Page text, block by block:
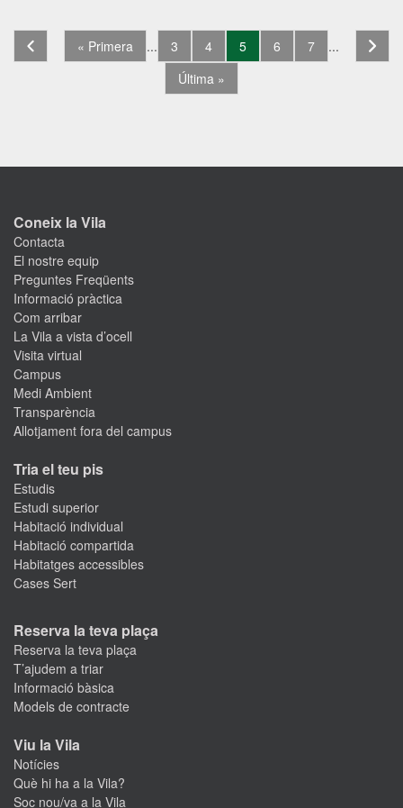
« Primera ... 3 4 5 6 7
...
Última »
Coneix la Vila
Contacta
El nostre equip
Preguntes Freqüents
Informació pràctica
Com arribar
La Vila a vista d’ocell
Visita virtual
Campus
Medi Ambient
Transparència
Allotjament fora del campus
Tria el teu pis
Estudis
Estudi superior
Habitació individual
Habitació compartida
Habitatges accessibles
Cases Sert
Reserva la teva plaça
Reserva la teva plaça
T’ajudem a triar
Informació bàsica
Models de contracte
Viu la Vila
Notícies
Què hi ha a la Vila?
Soc nou/va a la Vila